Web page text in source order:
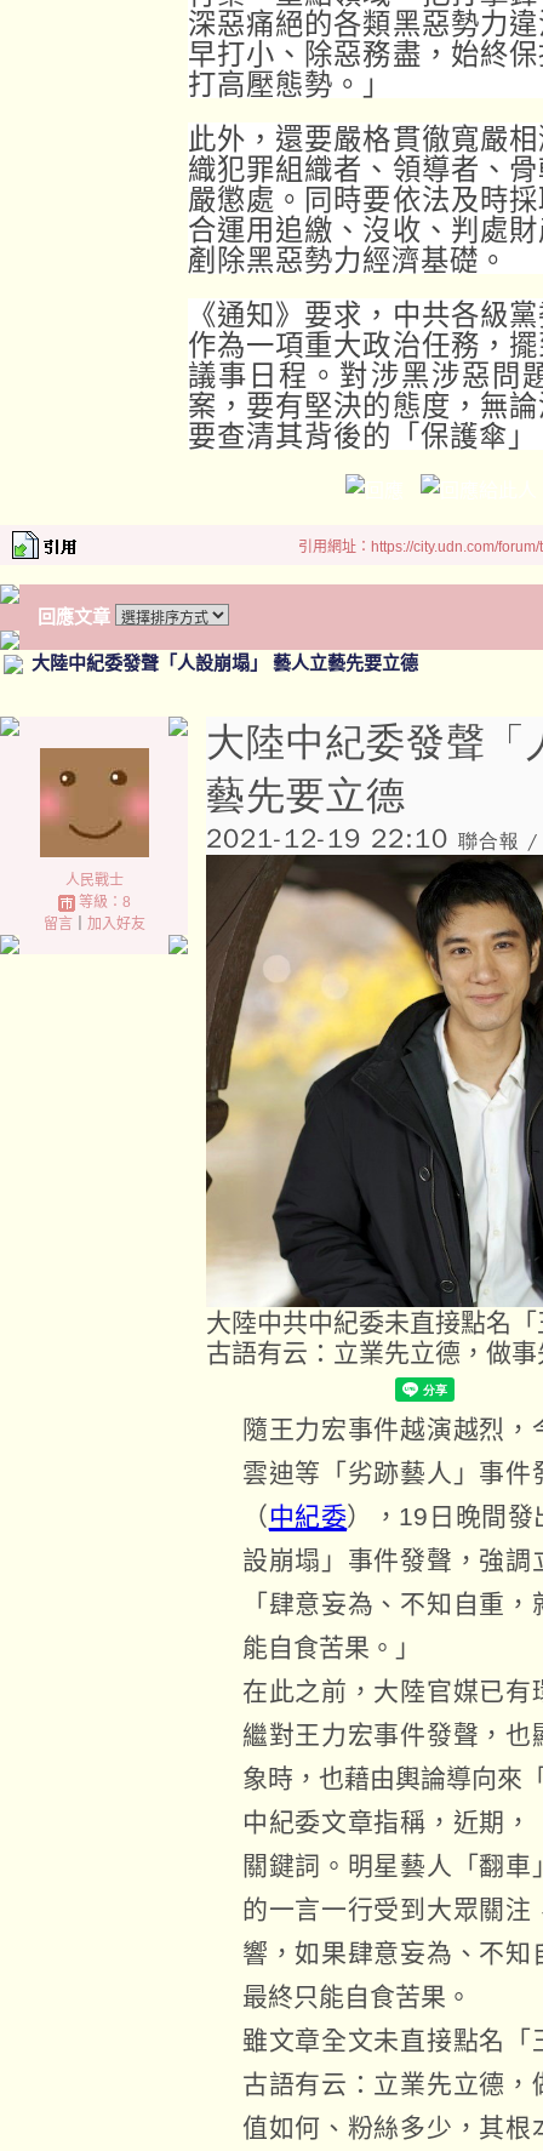
深惡痛絕的各類黑惡勢力
早打小、除惡務盡，始終
打高壓態勢。」
此外，還要嚴格貫徹寬嚴
織犯罪組織者、領導者、
嚴懲處。同時要依法及時
合運用追繳、沒收、判處
剷除黑惡勢力經濟基礎。
《通知》要求，中共各級
作為一項重大政治任務，
議事日程。對涉黑涉惡問
案，要有堅決的態度，無
要查清其背後的「保護傘
引用網址：https://city.udn.com/
回應文章
大陸中紀委發聲「人設崩塌」 藝人立藝先要立德
人民戰士
等級：8
留言｜ 加入好友
大陸中紀委發聲
藝先要立德
2021-12-19 22:10 聯合報 /
大陸中共中紀委未直接點名
古語有云：立業先立德，做
隨王力宏事件越演越烈
雲迪等「劣跡藝人」事件
（ 中紀委），19日晚間
設崩塌」事件發聲，強
「肆意妄為、不知自重
能自食苦果。」
在此之前，大陸官媒已
繼對王力宏事件發聲，
象時，也藉由輿論導向來
中紀委文章指稱，近期
關鍵詞。明星藝人「翻
的一言一行受到大眾關
響，如果肆意妄為、不
最終只能自食苦果。
雖文章全文未直接點名
古語有云：立業先立德
值如何、粉絲多少，其